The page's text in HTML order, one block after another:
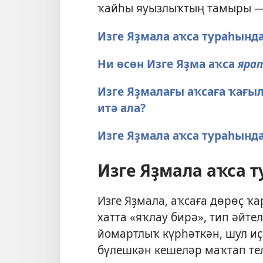
ҡайһы яуызлыҡтың тамыры
Изге Яҙмала аҡса
Ни өсөн Изге Яҙма аҡса
Изге Яҙмалағы аҡсаға
итә ала?
Изге Яҙмала аҡса
Изге Яҙмала аҡса
Изге Яҙмала, аҡсаға дөрөҫ
хатта «яҡлау бирә», тип
йомартлыҡ күрһәткән, шул
бүлешкән кешеләр маҡтап